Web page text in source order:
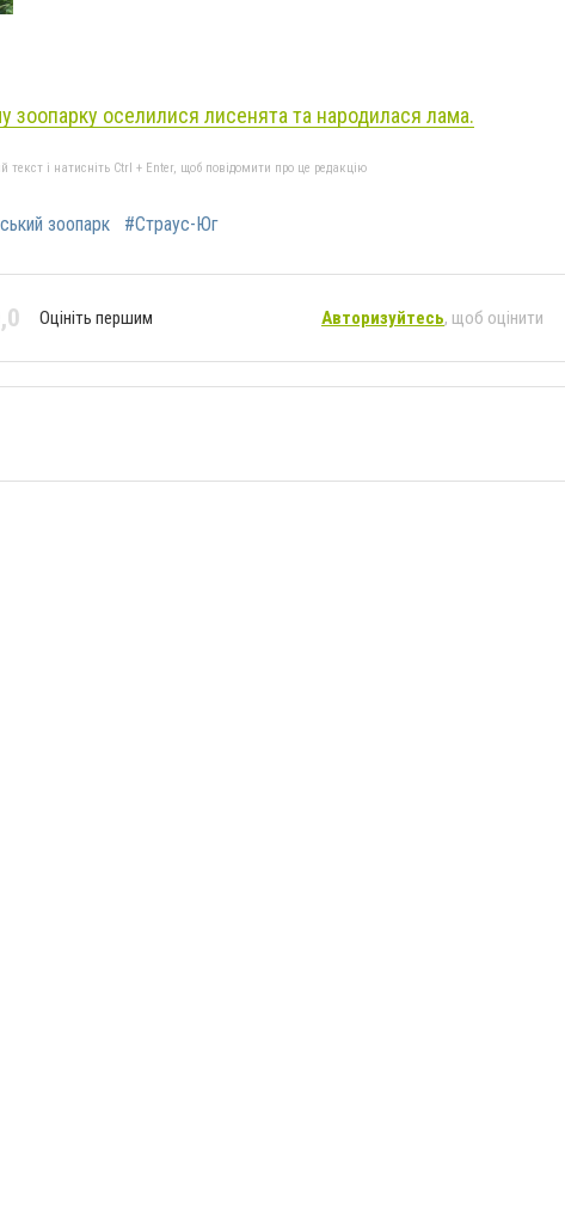
зоопарку оселилися лисенята та народилася лама.
і натисніть Ctrl + Enter, щоб повідомити про це редакцію
зоопарк #Страус-Юг
Оцініть першим Авторизуйтесь, щоб оцінити